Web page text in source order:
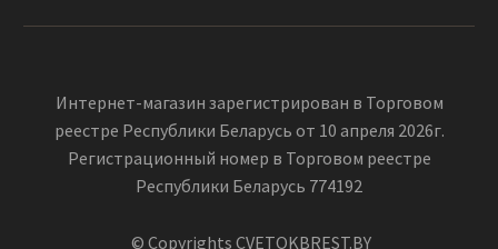
Интернет-магазин зарегистрирован в Торговом
реестре Республики Беларусь от 10 апреля 2026г.
Регистрационный номер в Торговом реестре
Республики Беларусь 774192
© Copyrights CVETOKBREST.BY